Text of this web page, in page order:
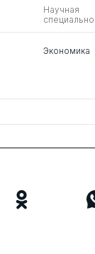
Научная
Экономика